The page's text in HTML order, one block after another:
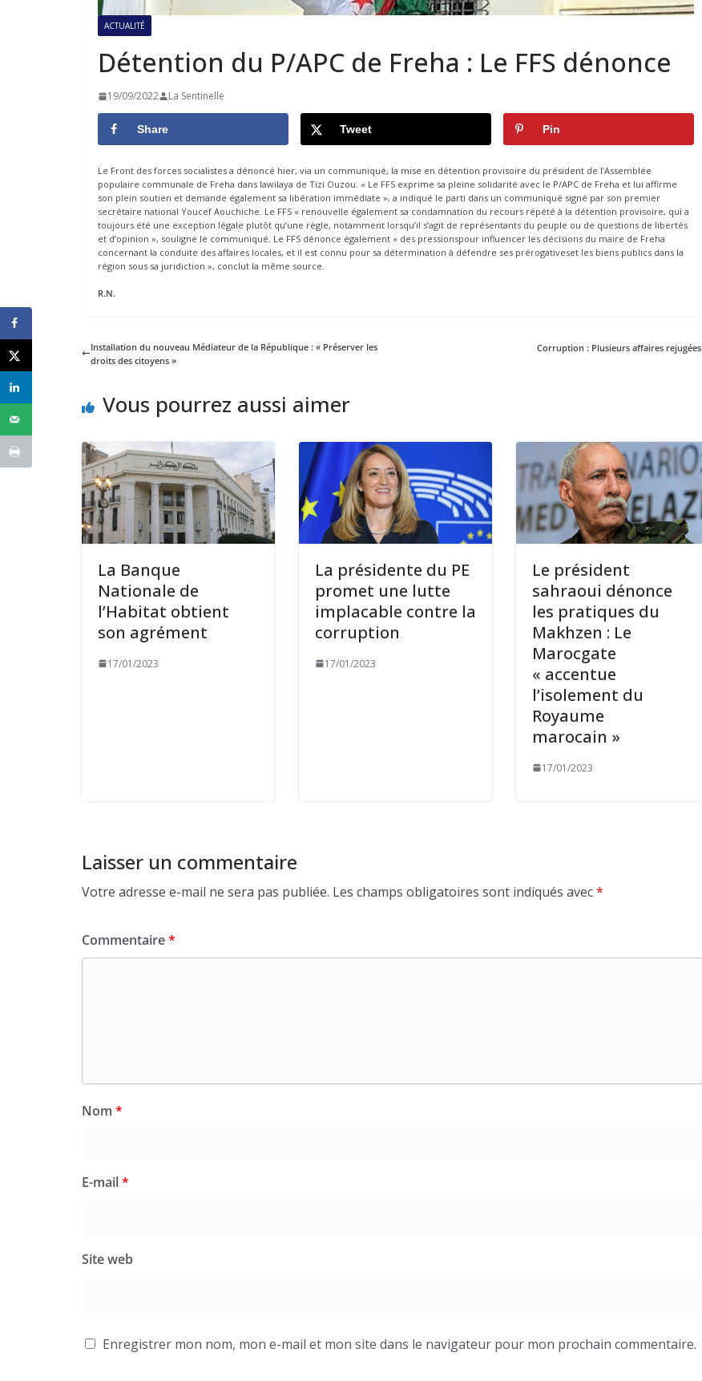
ACTUALITÉ
Détention du P/APC de Freha : Le FFS dénonce
19/09/2022 La Sentinelle
Share Tweet Pin
Le Front des forces socialistes a dénoncé hier, via un communiqué, la mise en détention provisoire du président de l’Assemblée
populaire communale de Freha dans lawilaya de Tizi Ouzou. « Le FFS exprime sa pleine solidarité avec le P/APC de Freha et lui affirme
son plein soutien et demande également sa libération immédiate », a indiqué le parti dans un communiqué signé par son premier
secrétaire national Youcef Aouchiche. Le FFS « renouvelle également sa condamnation du recours répété à la détention provisoire, qui a
toujours été une exception légale plutôt qu’une règle, notamment lorsqu’il s’agit de représentants du peuple ou de questions de libertés
et d’opinion », souligne le communiqué. Le FFS dénonce également « des pressionspour influencer les décisions du maire de Freha
concernant la conduite des affaires locales, et il est connu pour sa détermination à défendre ses prérogativeset les biens publics dans la
région sous sa juridiction », conclut la même source.
R.N.
Installation du nouveau Médiateur de la République : « Préserver les
droits des citoyens »
Corruption : Plusieurs affaires rejugées
Vous pourrez aussi aimer
La Banque
Nationale de
l’Habitat obtient
son agrément
17/01/2023
La présidente du PE
promet une lutte
implacable contre la
corruption
17/01/2023
Le président
sahraoui dénonce
les pratiques du
Makhzen : Le
Marocgate
« accentue
l’isolement du
Royaume
marocain »
17/01/2023
Laisser un commentaire
Votre adresse e-mail ne sera pas publiée. Les champs obligatoires sont indiqués avec*
Commentaire*
Nom *
E-mail*
Site web
Enregistrer mon nom, mon e-mail et mon site dans le navigateur pour mon prochain commentaire.